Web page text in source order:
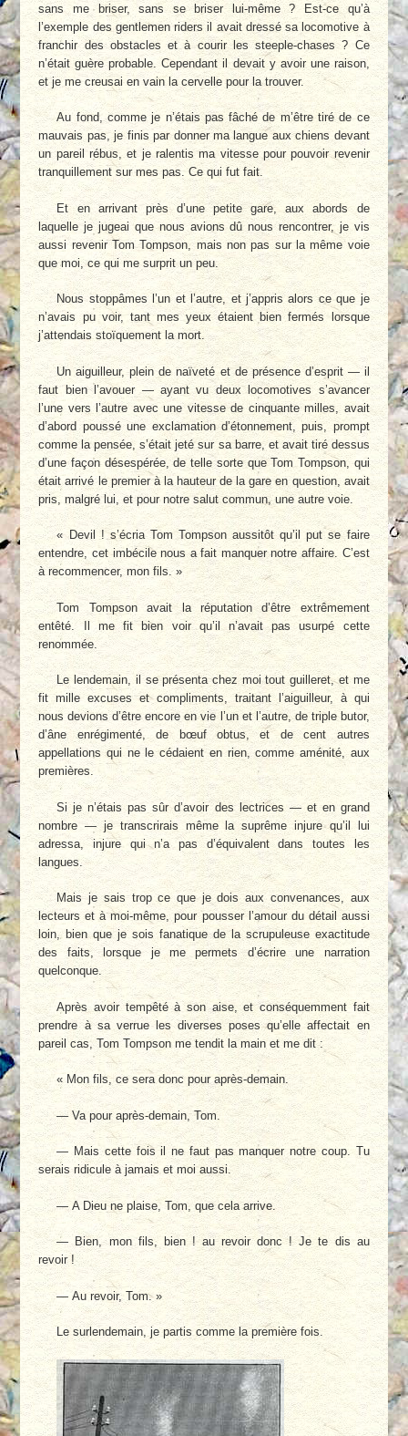
sans me briser, sans se briser lui-même ? Est-ce qu’à
l’exemple des gentlemen riders il avait dressé sa locomotive à
franchir des obstacles et à courir les steeple-chases ? Ce
n’était guère probable. Cependant il devait y avoir une raison,
et je me creusai en vain la cervelle pour la trouver.
Au fond, comme je n’étais pas fâché de m’être tiré de ce
mauvais pas, je finis par donner ma langue aux chiens devant
un pareil rébus, et je ralentis ma vitesse pour pouvoir revenir
tranquillement sur mes pas. Ce qui fut fait.
Et en arrivant près d’une petite gare, aux abords de
laquelle je jugeai que nous avions dû nous rencontrer, je vis
aussi revenir Tom Tompson, mais non pas sur la même voie
que moi, ce qui me surprit un peu.
Nous stoppâmes l’un et l’autre, et j’appris alors ce que je
n’avais pu voir, tant mes yeux étaient bien fermés lorsque
j’attendais stoïquement la mort.
Un aiguilleur, plein de naïveté et de présence d’esprit — il
faut bien l’avouer — ayant vu deux locomotives s’avancer
l’une vers l’autre avec une vitesse de cinquante milles, avait
d’abord poussé une exclamation d’étonnement, puis, prompt
comme la pensée, s’était jeté sur sa barre, et avait tiré dessus
d’une façon désespérée, de telle sorte que Tom Tompson, qui
était arrivé le premier à la hauteur de la gare en question, avait
pris, malgré lui, et pour notre salut commun, une autre voie.
« Devil ! s’écria Tom Tompson aussitôt qu’il put se faire
entendre, cet imbécile nous a fait manquer notre affaire. C’est
à recommencer, mon fils. »
Tom Tompson avait la réputation d’être extrêmement
entêté. Il me fit bien voir qu’il n’avait pas usurpé cette
renommée.
Le lendemain, il se présenta chez moi tout guilleret, et me
fit mille excuses et compliments, traitant l’aiguilleur, à qui
nous devions d’être encore en vie l’un et l’autre, de triple butor,
d’âne enrégimenté, de bœuf obtus, et de cent autres
appellations qui ne le cédaient en rien, comme aménité, aux
premières.
Si je n’étais pas sûr d’avoir des lectrices — et en grand
nombre — je transcrirais même la suprême injure qu’il lui
adressa, injure qui n’a pas d’équivalent dans toutes les
langues.
Mais je sais trop ce que je dois aux convenances, aux
lecteurs et à moi-même, pour pousser l’amour du détail aussi
loin, bien que je sois fanatique de la scrupuleuse exactitude
des faits, lorsque je me permets d’écrire une narration
quelconque.
Après avoir tempêté à son aise, et conséquemment fait
prendre à sa verrue les diverses poses qu’elle affectait en
pareil cas, Tom Tompson me tendit la main et me dit :
« Mon fils, ce sera donc pour après-demain.
— Va pour après-demain, Tom.
— Mais cette fois il ne faut pas manquer notre coup. Tu
serais ridicule à jamais et moi aussi.
— A Dieu ne plaise, Tom, que cela arrive.
— Bien, mon fils, bien ! au revoir donc ! Je te dis au
revoir !
— Au revoir, Tom. »
Le surlendemain, je partis comme la première fois.